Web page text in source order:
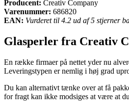
Producent: Creativ Company
Varenummer: 686820
EAN: Vurderet til 4.2 ud af 5 stjerner
Glasperler fra Creativ
En række firmaer på nettet yder nu
Leveringstypen er nemlig i høj grad
Du kan alternativt tænke over at få
for fragt kan ikke modsiges at være at